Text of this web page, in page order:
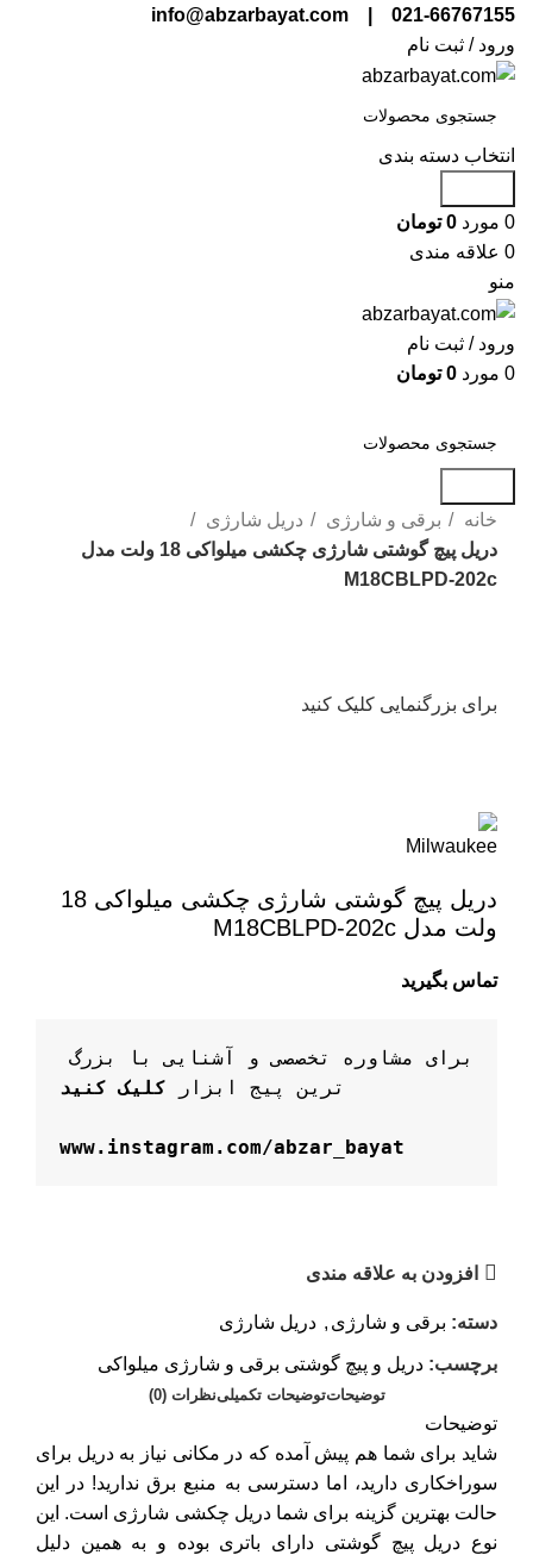
021-66767155 | info@abzarbayat.com
ورود / ثبت نام
انتخاب دسته بندی
0 مورد 0 تومان
0 علاقه مندی
منو
ورود / ثبت نام
0 مورد 0 تومان
خانه
برقی و شارژی
دریل شارژی
دریل پیچ گوشتی شارژی چکشی میلواکی 18 ولت مدل
M18CBLPD-202c
برای بزرگنمایی کلیک کنید
دریل پیچ گوشتی شارژی چکشی میلواکی 18
ولت مدل M18CBLPD-202c
تماس بگیرید
ترین پیج ابزار کلیک کنید
www.instagram.com/abzar_bayat
افزودن به علاقه مندی
دسته: برقی و شارژی , دریل شارژی
برچسب: دریل و پیچ گوشتی برقی و شارژی میلواکی
توضیحاتتوضیحات تکمیلینظرات (0)
توضیحات
شاید برای شما هم پیش آمده که در مکانی نیاز به دریل برای
سوراخکاری دارید، اما دسترسی به منبع برق ندارید! در این
حالت بهترین گزینه برای شما دریل چکشی شارژی است. این
نوع دریل پیچ گوشتی دارای باتری بوده و به همین دلیل